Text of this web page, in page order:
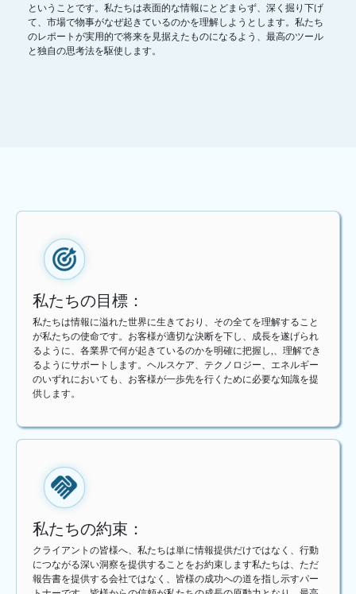
ということです。私たちは表面的な情報にとどまらず、深く掘り下げ
て、市場で物事がなぜ起きているのかを理解しようとします。私たち
のレポートが実用的で将来を見据えたものになるよう、最高のツール
と独自の思考法を駆使します。
私たちの目標：
私たちは情報に溢れた世界に生きており、その全てを理解すること
が私たちの使命です。お客様が適切な決断を下し、成長を遂げられ
るように、各業界で何が起きているのかを明確に把握し,、理解でき
るようにサポートします。ヘルスケア、テクノロジー、エネルギー
のいずれにおいても、お客様が一歩先を行くために必要な知識を提
供します。
私たちの約束：
クライアントの皆様へ、私たちは単に情報提供だけではなく、行動
につながる深い洞察を提供することをお約束します私たちは、ただ
報告書を提供する会社ではなく、皆様の成功への道を指し示すパー